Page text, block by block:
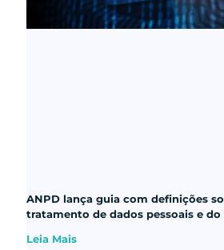
ANPD lança guia com definições
tratamento de dados pessoais e
Leia Mais